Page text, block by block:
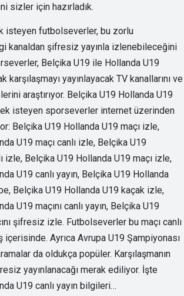
sizler için hazırladık.
isteyen futbolseverler, bu zorlu
kanaldan şifresiz yayınla izlenebileceğini
Belçika U19 ile Hollanda U19
karşılaşmayı yayınlayacak TV kanallarını ve
araştırıyor. Belçika U19 Hollanda U19
isteyen sporseverler internet üzerinden
Belçika U19 Hollanda U19 maçı izle,
U19 maçı canlı izle, Belçika U19
izle, Belçika U19 Hollanda U19 maçı izle,
U19 canlı yayın, Belçika U19 Hollanda
Belçika U19 Hollanda U19 kaçak izle,
U19 maçını canlı yayın, Belçika U19
şifresiz izle. Futbolseverler bu maçı canlı
içerisinde. Ayrıca Avrupa U19 Şampiyonası
da oldukça popüler. Karşılaşmanın
yayınlanacağı merak ediliyor. İşte
U19 canlı yayın bilgileri…